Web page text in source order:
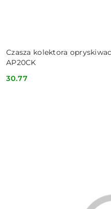
Czasza kolektora
AP20CK
Cena:
30.77